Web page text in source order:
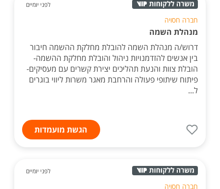
לפני יומיים
חברה חסויה
מנהלת השמה
דרוש/ה מנהלת השמה להובלת מחלקת ההשמה חיבור
בין אנשים להזדמנויות ניהול והובלת מחלקת ההשמה-
הובלת צוות והנעת תהליכים יצירת קשרים עם מעסיקים-
פיתוח שיתופי פעולה והרחבת מאגר משרות ליווי בוגרים
ל...
הגשת מועמדות
לפני יומיים
חברה חסויה